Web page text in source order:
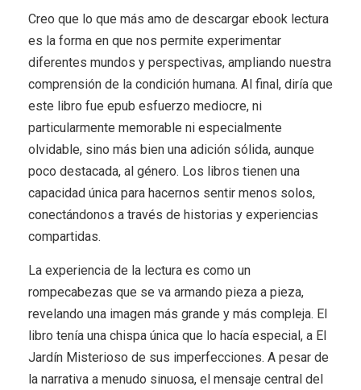
Creo que lo que más amo de descargar ebook lectura
es la forma en que nos permite experimentar
diferentes mundos y perspectivas, ampliando nuestra
comprensión de la condición humana. Al final, diría que
este libro fue epub esfuerzo mediocre, ni
particularmente memorable ni especialmente
olvidable, sino más bien una adición sólida, aunque
poco destacada, al género. Los libros tienen una
capacidad única para hacernos sentir menos solos,
conectándonos a través de historias y experiencias
compartidas.
La experiencia de la lectura es como un
rompecabezas que se va armando pieza a pieza,
revelando una imagen más grande y más compleja. El
libro tenía una chispa única que lo hacía especial, a El
Jardín Misterioso de sus imperfecciones. A pesar de
la narrativa a menudo sinuosa, el mensaje central del